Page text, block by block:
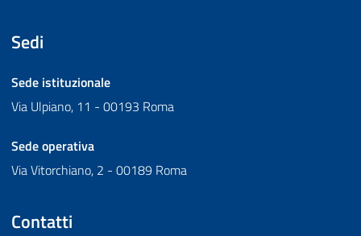
Sedi
Sede istituzionale
Via Ulpiano, 11 - 00193 Roma
Sede operativa
Via Vitorchiano, 2 - 00189 Roma
Contatti